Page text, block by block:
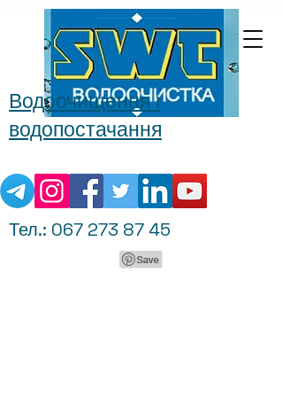
Водоочищення і
водопостачання
Тел.: 067 273 87 45